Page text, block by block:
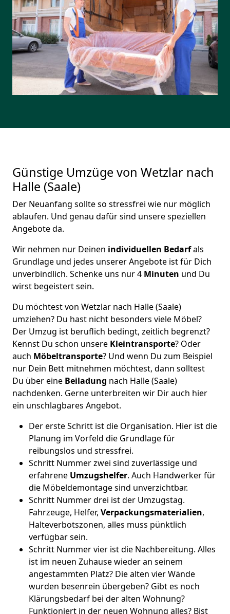
Günstige Umzüge von Wetzlar nach
Halle (Saale)
Der Neuanfang sollte so stressfrei wie nur möglich
ablaufen. Und genau dafür sind unsere speziellen
Angebote da.
Wir nehmen nur Deinen individuellen Bedarfals
Grundlage und jedes unserer Angebote ist für Dich
unverbindlich. Schenke uns nur 4 Minuten und Du
wirst begeistert sein.
Du möchtest von Wetzlar nach Halle (Saale)
umziehen? Du hast nicht besonders viele Möbel?
Der Umzug ist beruflich bedingt, zeitlich begrenzt?
Kennst Du schon unsere Kleintransporte? Oder
auch Möbeltransporte? Und wenn Du zum Beispiel
nur Dein Bett mitnehmen möchtest, dann solltest
Du über eine Beiladung nach Halle (Saale)
nachdenken. Gerne unterbreiten wir Dir auch hier
ein unschlagbares Angebot.
Der erste Schritt ist die Organisation. Hier ist die
Planung im Vorfeld die Grundlage für
reibungslos und stressfrei.
Schritt Nummer zwei sind zuverlässige und
erfahrene Umzugshelfer. Auch Handwerker für
die Möbeldemontage sind unverzichtbar.
Schritt Nummer drei ist der Umzugstag.
Fahrzeuge, Helfer, Verpackungsmaterialien,
Halteverbotszonen, alles muss pünktlich
verfügbar sein.
Schritt Nummer vier ist die Nachbereitung. Alles
ist im neuen Zuhause wieder an seinem
angestammten Platz? Die alten vier Wände
wurden besenrein übergeben? Gibt es noch
Klärungsbedarf bei der alten Wohnung?
Funktioniert in der neuen Wohnung alles? Bist